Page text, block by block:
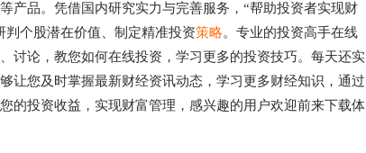
产品。凭借国内研究实力与完善服务，“帮助投资者实现财
个股潜在价值、制定精准投资策略。专业的投资高手在线
讨论，教您如何在线投资，学习更多的投资技巧。每天还实
让您及时掌握最新财经资讯动态，学习更多财经知识，通过
的投资收益，实现财富管理，感兴趣的用户欢迎前来下载体